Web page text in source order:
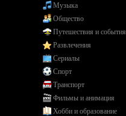
Музыка
Общество
Путешествия и события
Развлечения
Сериалы
Спорт
Транспорт
Фильмы и анимация
Хобби и образование